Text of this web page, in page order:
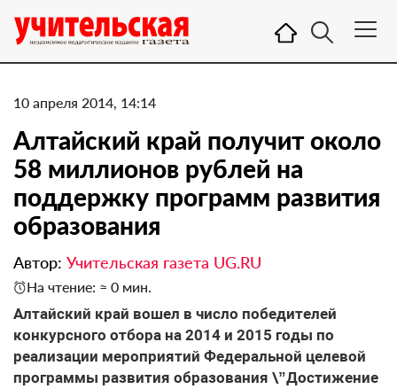
10 апреля 2014, 14:14
Алтайский край получит около
58 миллионов рублей на
поддержку программ развития
образования
Автор: Учительская газета UG.RU
На чтение: ≈ 0 мин.
Алтайский край вошел в число победителей
конкурсного отбора на 2014 и 2015 годы по
реализации мероприятий Федеральной целевой
программы развития образования \”Достижение